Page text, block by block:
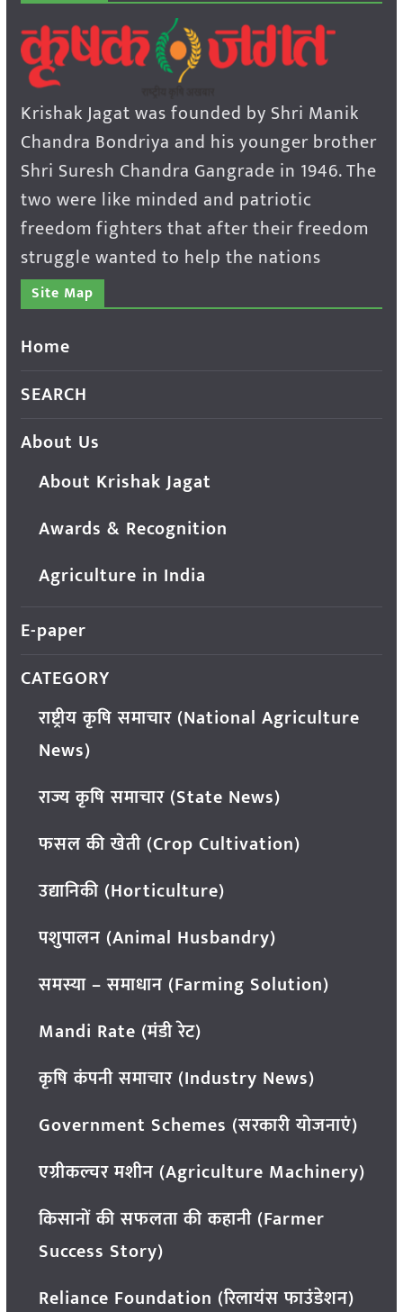
Krishak Jagat was founded by Shri Manik
Chandra Bondriya and his younger brother
Shri Suresh Chandra Gangrade in 1946. The
two were like minded and patriotic
freedom fighters that after their freedom
struggle wanted to help the nations
Site Map
Home
SEARCH
About Us
About Krishak Jagat
Awards & Recognition
Agriculture in India
E-paper
CATEGORY
राष्ट्रीय कृषि समाचार (National Agriculture
News)
राज्य कृषि समाचार (State News)
फसल की खेती (Crop Cultivation)
उद्यानिकी (Horticulture)
पशुपालन (Animal Husbandry)
समस्या – समाधान (Farming Solution)
Mandi Rate (मंडी रेट)
कृषि कंपनी समाचार (Industry News)
Government Schemes (सरकारी योजनाएं)
एग्रीकल्चर मशीन (Agriculture Machinery)
किसानों की सफलता की कहानी (Farmer
Success Story)
Reliance Foundation (रिलायंस फाउंडेशन)